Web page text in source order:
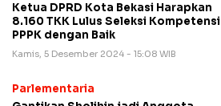
Ketua DPRD Kota Bekasi Harapkan
8.160 TKK Lulus Seleksi Kompetensi
PPPK dengan Baik
Kamis, 5 Desember 2024 - 15:08 WIB
Parlementaria